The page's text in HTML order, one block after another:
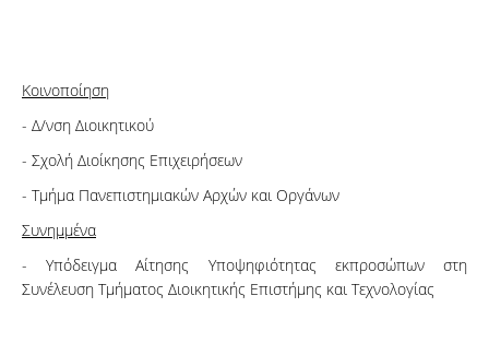
Κοινοποίηση
- Δ/νση Διοικητικού
- Σχολή Διοίκησης Επιχειρήσεων
- Τμήμα Πανεπιστημιακών Αρχών και Οργάνων
Συνημμένα
- Υπόδειγμα Αίτησης Υποψηφιότητας εκπροσώπων στη
Συνέλευση Τμήματος Διοικητικής Επιστήμης και Τεχνολογίας